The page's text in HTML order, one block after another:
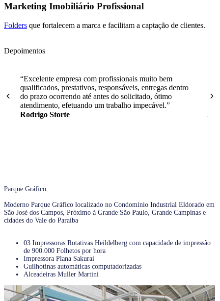
Marketing Imobiliário Profissional
Folders que fortalecem a marca e facilitam a captação de clientes.
Depoimentos
“Excelente empresa com profissionais muito bem
qualificados, prestativos, responsáveis, entregas dentro
do prazo ocorrendo até antes do solicitado, ótimo
atendimento, efetuando um trabalho impecável.”
Rodrigo Storte
a
Parque Gráfico
Moderno Parque Gráfico localizado no Condomínio Industrial Eldorado em
São José dos Campos, Próximo à Grande São Paulo, Grande Campinas e
cidades do Vale do Paraíba
03 Impressoras Rotativas Heildelberg com capacidade de impressão
de 900.000 Folhetos por hora
Impressora Plana Sakurai
Guilhotinas automáticas computadorizadas
Alceadeiras Muller Martini